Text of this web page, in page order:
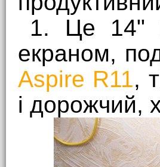
1. Це 14"
екраном,
Aspire R11,
і дорожчий,